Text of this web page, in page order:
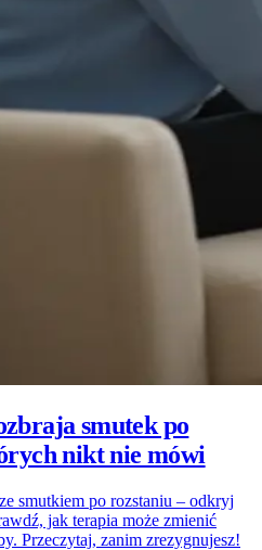
smutek po
nikt nie mówi
smutkiem po rozstaniu – odkryj
jak terapia może zmienić
Przeczytaj, zanim zrezygnujesz!